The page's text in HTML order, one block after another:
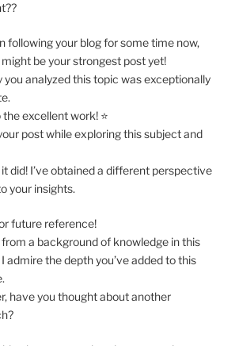
following your blog for some time now,
be your strongest post yet!
you analyzed this topic was exceptionally
the excellent work! ⭐
post while exploring this subject and
did! I’ve obtained a different perspective
your insights.
future reference!
a background of knowledge in this
admire the depth you’ve added to this
have you thought about another